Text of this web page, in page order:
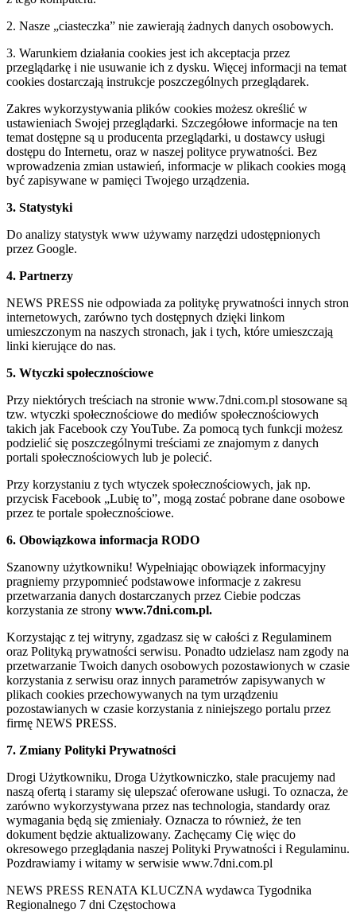
2. Nasze „ciasteczka” nie zawierają żadnych danych osobowych.
3. Warunkiem działania cookies jest ich akceptacja przez
przeglądarkę i nie usuwanie ich z dysku. Więcej informacji na temat
cookies dostarczają instrukcje poszczególnych przeglądarek.
Zakres wykorzystywania plików cookies możesz określić w
ustawieniach Swojej przeglądarki. Szczegółowe informacje na ten
temat dostępne są u producenta przeglądarki, u dostawcy usługi
dostępu do Internetu, oraz w naszej polityce prywatności. Bez
wprowadzenia zmian ustawień, informacje w plikach cookies mogą
być zapisywane w pamięci Twojego urządzenia.
3. Statystyki
Do analizy statystyk www używamy narzędzi udostępnionych
przez Google.
4. Partnerzy
NEWS PRESS nie odpowiada za politykę prywatności innych stron
internetowych, zarówno tych dostępnych dzięki linkom
umieszczonym na naszych stronach, jak i tych, które umieszczają
linki kierujące do nas.
5. Wtyczki społecznościowe
Przy niektórych treściach na stronie www.7dni.com.pl stosowane są
tzw. wtyczki społecznościowe do mediów społecznościowych
takich jak Facebook czy YouTube. Za pomocą tych funkcji możesz
podzielić się poszczególnymi treściami ze znajomym z danych
portali społecznościowych lub je polecić.
Przy korzystaniu z tych wtyczek społecznościowych, jak np.
przycisk Facebook „Lubię to”, mogą zostać pobrane dane osobowe
przez te portale społecznościowe.
6. Obowiązkowa informacja RODO
Szanowny użytkowniku! Wypełniając obowiązek informacyjny
pragniemy przypomnieć podstawowe informacje z zakresu
przetwarzania danych dostarczanych przez Ciebie podczas
korzystania ze strony www.7dni.com.pl.
Korzystając z tej witryny, zgadzasz się w całości z Regulaminem
oraz Polityką prywatności serwisu. Ponadto udzielasz nam zgody na
przetwarzanie Twoich danych osobowych pozostawionych w czasie
korzystania z serwisu oraz innych parametrów zapisywanych w
plikach cookies przechowywanych na tym urządzeniu
pozostawianych w czasie korzystania z niniejszego portalu przez
firmę NEWS PRESS.
7. Zmiany Polityki Prywatności
Drogi Użytkowniku, Droga Użytkowniczko, stale pracujemy nad
naszą ofertą i staramy się ulepszać oferowane usługi. To oznacza, że
zarówno wykorzystywana przez nas technologia, standardy oraz
wymagania będą się zmieniały. Oznacza to również, że ten
dokument będzie aktualizowany. Zachęcamy Cię więc do
okresowego przeglądania naszej Polityki Prywatności i Regulaminu.
Pozdrawiamy i witamy w serwisie www.7dni.com.pl
NEWS PRESS RENATA KLUCZNA wydawca Tygodnika
Regionalnego 7 dni Częstochowa